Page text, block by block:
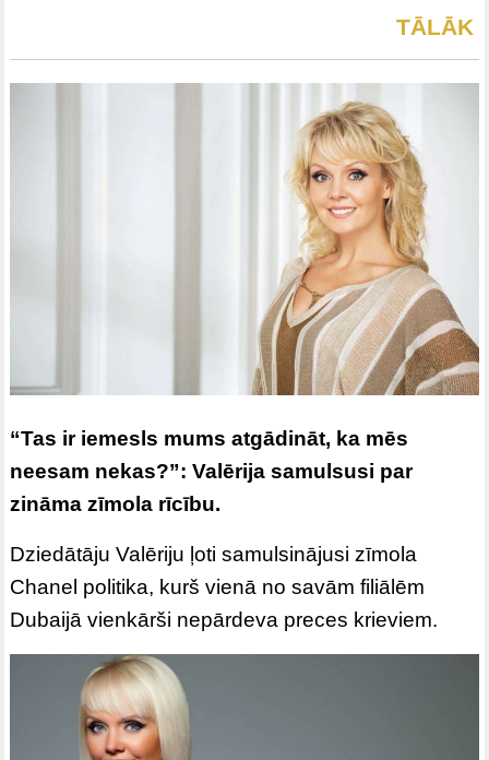
TĀLĀK
“Tas ir iemesls mums atgādināt, ka mēs
neesam nekas?”: Valērija samulsusi par
zināma zīmola rīcību.
Dziedātāju Valēriju ļoti samulsinājusi zīmola
Chanel politika, kurš vienā no savām filiālēm
Dubaijā vienkārši nepārdeva preces krieviem.